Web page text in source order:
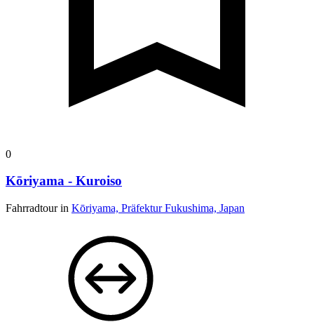
0
Kōriyama - Kuroiso
Fahrradtour in Kōriyama, Präfektur Fukushima, Japan